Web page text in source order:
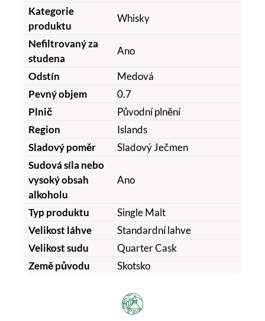
Kategorie
produktu
Whisky
Nefiltrovaný za
studena
Ano
Odstín
Medová
Pevný objem
0.7
Plnič
Původní plnění
Region
Islands
Sladový poměr
Sladový Ječmen
Sudová síla nebo
vysoký obsah
alkoholu
Ano
Typ produktu
Single Malt
Velikost láhve
Standardní lahve
Velikost sudu
Quarter Cask
Země původu
Skotsko